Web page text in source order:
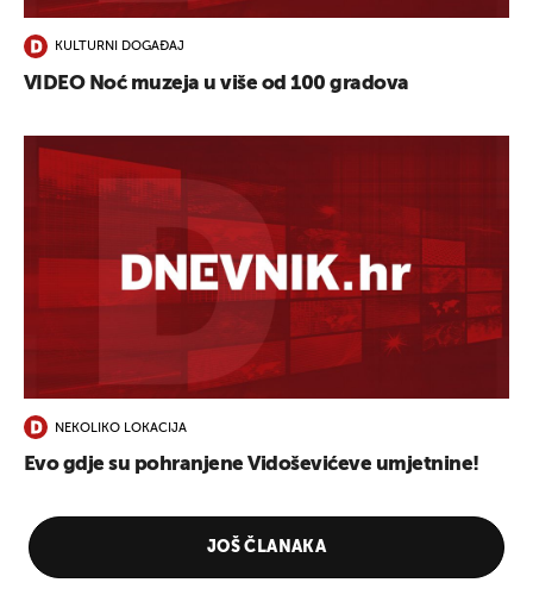
KULTURNI DOGAĐAJ
VIDEO Noć muzeja u više od 100 gradova
NEKOLIKO LOKACIJA
Evo gdje su pohranjene Vidoševićeve umjetnine!
JOŠ ČLANAKA